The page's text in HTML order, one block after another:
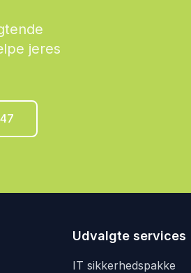
jeres
Udvalgte services
IT sikkerhedspakke